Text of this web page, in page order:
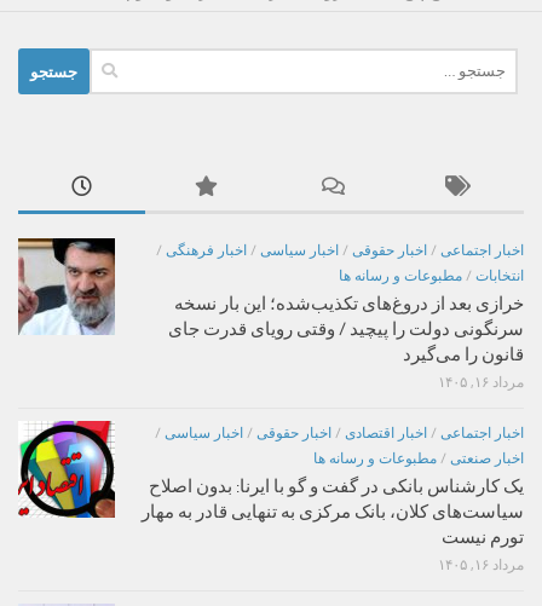
برای:
اخبار اجتماعی / اخبار حقوقی / اخبار سیاسی / اخبار فرهنگی /
انتخابات / مطبوعات و رسانه ها
خرازی بعد از دروغ‌های تکذیب‌شده؛ این بار نسخه
سرنگونی دولت را پیچید / وقتی رویای قدرت جای
قانون را می‌گیرد
مرداد ۱۶, ۱۴۰۵
اخبار اجتماعی / اخبار اقتصادی / اخبار حقوقی / اخبار سیاسی /
اخبار صنعتی / مطبوعات و رسانه ها
یک کارشناس بانکی در گفت و گو با ایرنا: بدون اصلاح
سیاست‌های کلان، بانک مرکزی به تنهایی قادر به مهار
تورم نیست
مرداد ۱۶, ۱۴۰۵